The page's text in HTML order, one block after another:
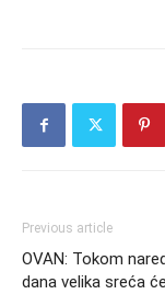
Previous article
OVAN: Tokom
dana velika sreća